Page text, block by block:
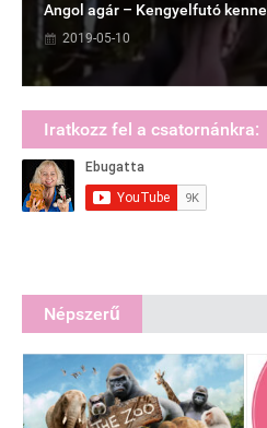
Angol agár – Kengyelfutó kennel
2019-05-10
Iratkozz fel a csatornánkra:
Népszerű